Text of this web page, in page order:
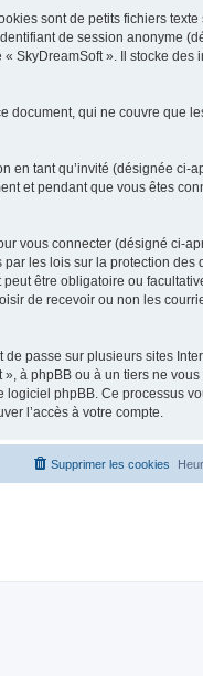
sont de petits fichiers texte
de session anonyme
SkyDreamSoft ». Il stocke des
document, qui ne couvre que
en tant qu’invité (désignée ci-
et pendant que vous êtes
vous connecter (désigné ci-
les lois sur la protection des
être obligatoire ou
de recevoir ou non les
passe sur plusieurs sites
à phpBB ou à un tiers ne
logiciel phpBB. Ce processus
l’accès à votre compte.
Supprimer les cookies